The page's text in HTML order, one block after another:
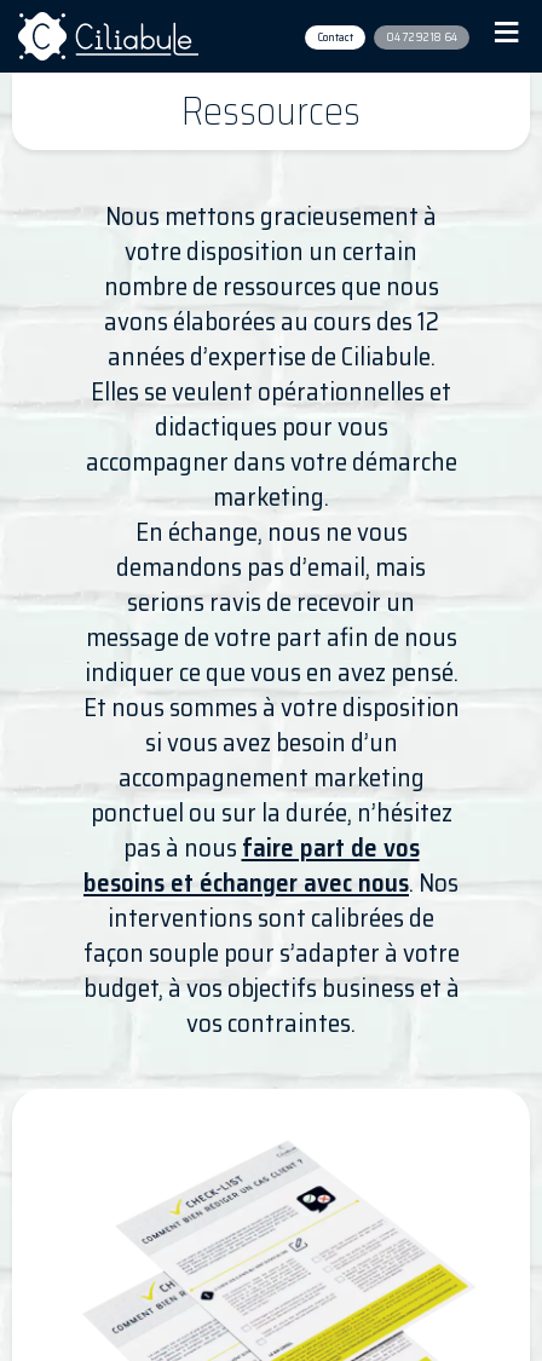
Contact 04 72 92 18 64
Ressources
Nous mettons gracieusement à
votre disposition un certain
nombre de ressources que nous
avons élaborées au cours des 12
années d’expertise de Ciliabule.
Elles se veulent opérationnelles et
didactiques pour vous
accompagner dans votre démarche
marketing.
En échange, nous ne vous
demandons pas d’email, mais
serions ravis de recevoir un
message de votre part afin de nous
indiquer ce que vous en avez pensé.
Et nous sommes à votre disposition
si vous avez besoin d’un
accompagnement marketing
ponctuel ou sur la durée, n’hésitez
pas à nousfaire part de vos
besoins et échanger avec nous. Nos
interventions sont calibrées de
façon souple pour s’adapter à votre
budget, à vos objectifs business et à
vos contraintes.